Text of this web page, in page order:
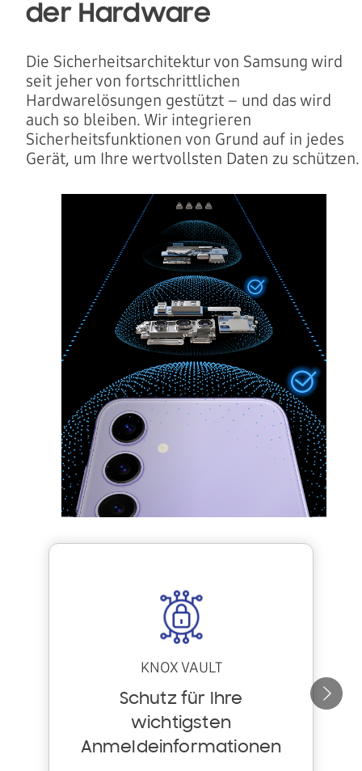
der Hardware
Die Sicherheitsarchitektur von Samsung wird
seit jeher von fortschrittlichen
Hardwarelösungen gestützt – und das wird
auch so bleiben. Wir integrieren
Sicherheitsfunktionen von Grund auf in jedes
Gerät, um Ihre wertvollsten Daten zu schützen.
KNOX VAULT
Schutz für Ihre
wichtigsten
Anmeldeinformationen
W